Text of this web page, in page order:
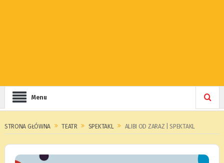
Menu
STRONA GŁÓWNA TEATR SPEKTAKL ALIBI OD ZARAZ | SPEKTAKL